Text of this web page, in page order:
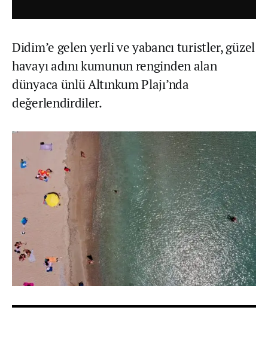
Didim’e gelen yerli ve yabancı turistler, güzel
havayı adını kumunun renginden alan
dünyaca ünlü Altınkum Plajı’nda
değerlendirdiler.